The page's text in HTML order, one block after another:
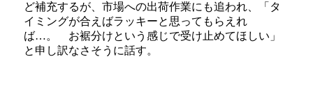
ど補充するが、市場への出荷作業にも追われ、「タ
イミングが合えばラッキーと思ってもらえれ
ば…。 お裾分けという感じで受け止めてほしい」
と申し訳なさそうに話す。